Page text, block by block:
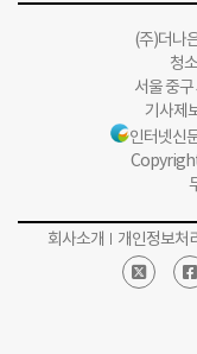
(주)더나
청
서울 중
기사제
인터넷신
회사소개 개인정보처